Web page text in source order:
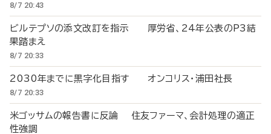
8/7 20:43
ビルテプソの添文改訂を指示 厚労省、24年公表のP3結
果踏まえ
8/7 20:33
2030年までに黒字化目指す オンコリス・浦田社長
8/7 20:33
米ゴッサムの報告書に反論 住友ファーマ、会計処理の適正
性強調